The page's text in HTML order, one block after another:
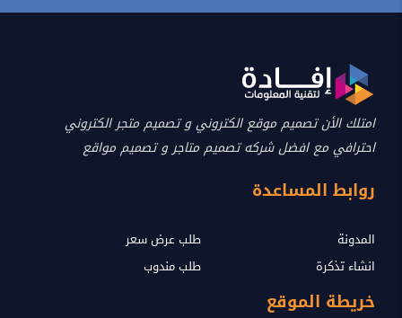
امتلك الأن تصميم موقع الكتروني و تصميم متجر الكتروني
احترافي مع افضل شركه تصميم متاجر و تصميم مواقع
روابط المساعدة
المدونة
طلب عرض سعر
انشاء تذكرة
طلب مندوب
خريطة الموقع